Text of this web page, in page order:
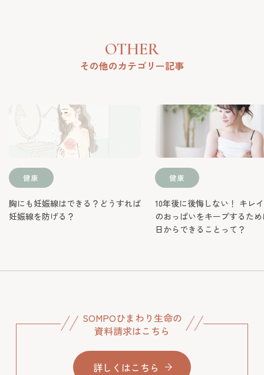
OTHER
その他のカテゴリー記事
SOMPOひまわり生命の
資料請求はこちら
詳しくはこちら